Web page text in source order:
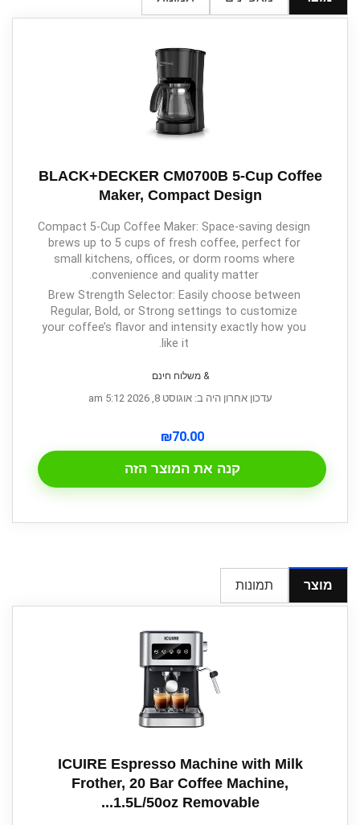
BLACK+DECKER CM0700B 5-Cup Coffee
Maker, Compact Design
Compact 5-Cup Coffee Maker: Space-saving design
brews up to 5 cups of fresh coffee, perfect for
small kitchens, offices, or dorm rooms where
convenience and quality matter.
Brew Strength Selector: Easily choose between
Regular, Bold, or Strong settings to customize
your coffee’s flavor and intensity exactly how you
like it.
& משלוח חינם
עדכון אחרון היה ב: אוגוסט 8, 2026 5:12 am
₪70.00
קנה את המוצר הזה
מוצר תמונות
ICUIRE Espresso Machine with Milk
Frother, 20 Bar Coffee Machine,
1.5L/50oz Removable...